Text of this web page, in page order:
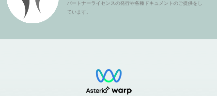
パートナーライセンスの発行や各種ドキュメントのご提供をし
ています。